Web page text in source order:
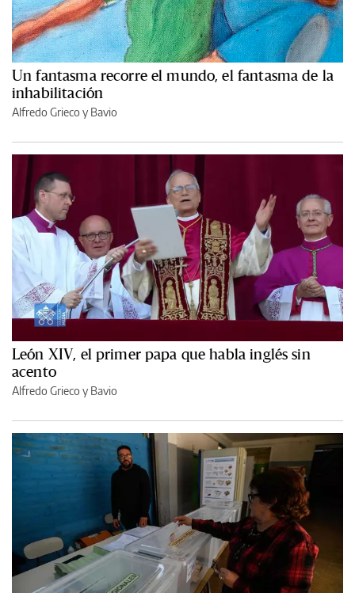
Un fantasma recorre el mundo, el fantasma de la
inhabilitación
Alfredo Grieco y Bavio
León XIV, el primer papa que habla inglés sin
acento
Alfredo Grieco y Bavio